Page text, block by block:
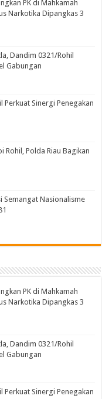
PK di Mahkamah
Narkotika Dipangkas 3
Dandim 0321/Rohil
Gabungan
Perkuat Sinergi Penegakan
Rohil, Polda Riau Bagikan
Semangat Nasionalisme
PK di Mahkamah
Narkotika Dipangkas 3
Dandim 0321/Rohil
Gabungan
Perkuat Sinergi Penegakan